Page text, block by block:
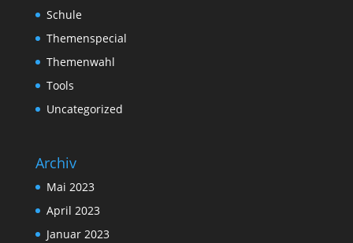
Schule
Themenspecial
Themenwahl
Tools
Uncategorized
Archiv
Mai 2023
April 2023
Januar 2023